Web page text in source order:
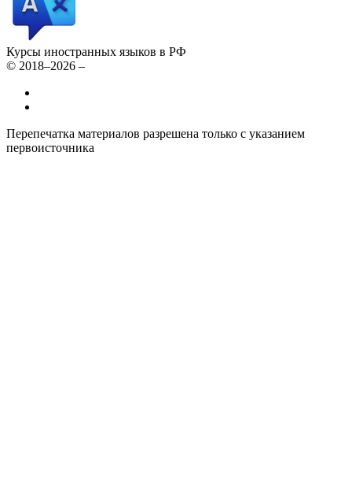
Курсы иностранных языков в РФ
© 2018–2026 –
Перепечатка материалов разрешена только с указанием
первоисточника